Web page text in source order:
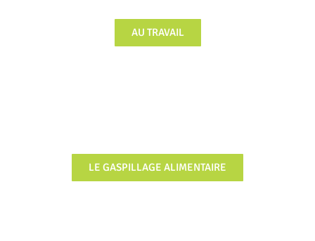
AU TRAVAIL
LE GASPILLAGE ALIMENTAIRE